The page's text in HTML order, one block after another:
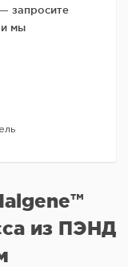
— запросите
и мы
из ПЭНД